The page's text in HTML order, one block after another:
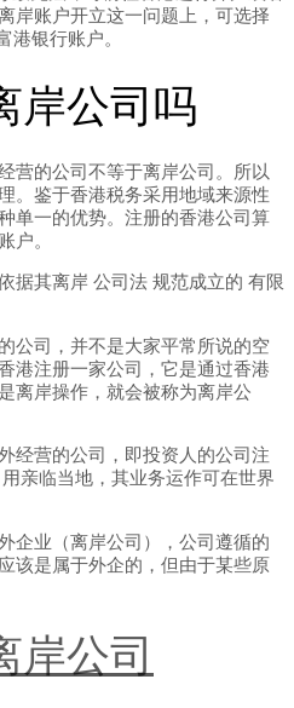
岸账户开立这一问题上，可选择
港银行账户。
岸公司吗
营的公司不等于离岸公司。所以
。鉴于香港税务采用地域来源性
单一的优势。注册的香港公司算
户。
据其离岸 公司法 规范成立的 有限
公司，并不是大家平常所说的空
港注册一家公司，它是通过香港
离岸操作，就会被称为离岸公
经营的公司，即投资人的公司注
亲临当地，其业务运作可在世界
企业（离岸公司），公司遵循的
该是属于外企的，但由于某些原
岸公司